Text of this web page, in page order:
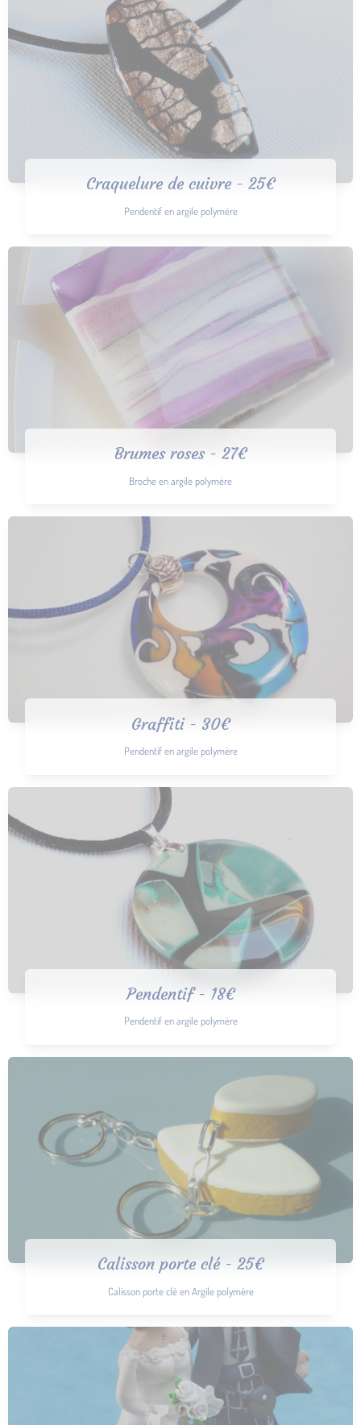
Craquelure de cuivre - 25€
Pendentif en argile polymère
Brumes roses - 27€
Broche en argile polymère
Graffiti - 30€
Pendentif en argile polymère
Pendentif - 18€
Pendentif en argile polymère
Calisson porte clé - 25€
Calisson porte clé en Argile polymère